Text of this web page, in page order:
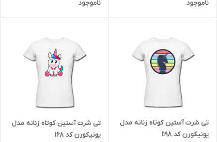
ناموجود
ناموجود
تی شرت آستین کوتاه زنانه مدل
یونیکورن کد 1198
تی شرت آستین کوتاه زنانه مدل
یونیکورن کد 168